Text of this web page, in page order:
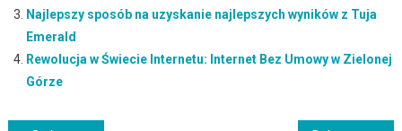
Najlepszy sposób na uzyskanie najlepszych wyników z Tuja
Emerald
Rewolucja w Świecie Internetu: Internet Bez Umowy w Zielonej
Górze